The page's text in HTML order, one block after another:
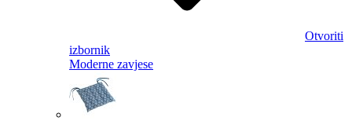
Otvoriti
izbornik
Moderne zavjese